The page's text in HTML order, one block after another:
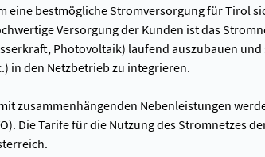
eine bestmögliche Stromversorgung für Tirol
Versorgung der Kunden ist das
Photovoltaik) laufend auszubauen
in den Netzbetrieb zu integrieren.
zusammenhängenden Nebenleistungen
Die Tarife für die Nutzung des Stromnetzes